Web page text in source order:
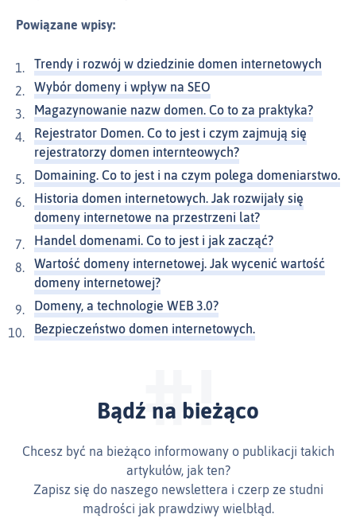
Powiązane wpisy:
Trendy i rozwój w dziedzinie domen internetowych
Wybór domeny i wpływ na SEO
Magazynowanie nazw domen. Co to za praktyka?
Rejestrator Domen. Co to jest i czym zajmują się
rejestratorzy domen internteowych?
Domaining. Co to jest i na czym polega domeniarstwo.
Historia domen internetowych. Jak rozwijały się
domeny internetowe na przestrzeni lat?
Handel domenami. Co to jest i jak zacząć?
Wartość domeny internetowej. Jak wycenić wartość
domeny internetowej?
Domeny, a technologie WEB 3.0?
Bezpieczeństwo domen internetowych.
Bądź na bieżąco
Chcesz być na bieżąco informowany o publikacji takich
artykułów, jak ten?
Zapisz się do naszego newslettera i czerp ze studni
mądrości jak prawdziwy wielbłąd.